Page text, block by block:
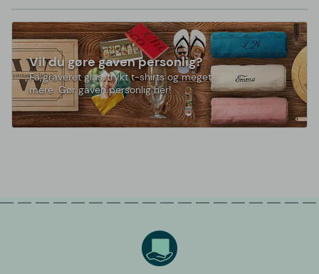
Vil du gøre gaven personlig?
Få graveret glas, trykt t-shirts og meget
mere. Gør gaven personlig her!